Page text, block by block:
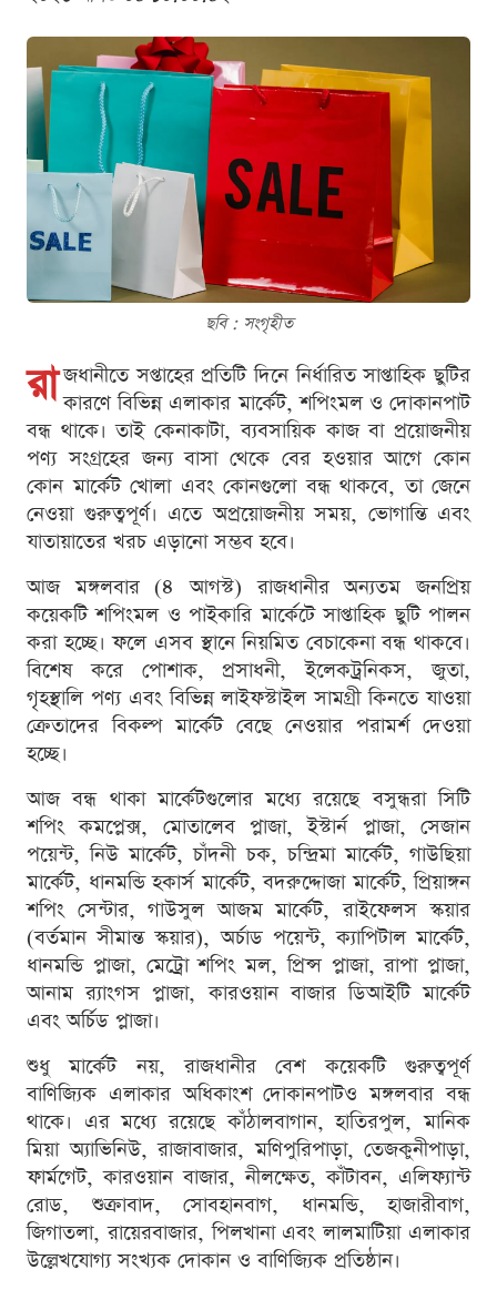
ছবি : সংগৃহীত
রা জধানীতে সপ্তাহের প্রতিটি দিনে নির্ধারিত সাপ্তাহিক ছুটির
কারণে বিভিন্ন এলাকার মার্কেট, শপিংমল ও দোকানপাট
বন্ধ থাকে। তাই কেনাকাটা, ব্যবসায়িক কাজ বা প্রয়োজনীয়
পণ্য সংগ্রহের জন্য বাসা থেকে বের হওয়ার আগে কোন
কোন মার্কেট খোলা এবং কোনগুলো বন্ধ থাকবে, তা জেনে
নেওয়া গুরুত্বপূর্ণ। এতে অপ্রয়োজনীয় সময়, ভোগান্তি এবং
যাতায়াতের খরচ এড়ানো সম্ভব হবে।
আজ মঙ্গলবার (৪ আগস্ট) রাজধানীর অন্যতম জনপ্রিয়
কয়েকটি শপিংমল ও পাইকারি মার্কেটে সাপ্তাহিক ছুটি পালন
করা হচ্ছে। ফলে এসব স্থানে নিয়মিত বেচাকেনা বন্ধ থাকবে।
বিশেষ করে পোশাক, প্রসাধনী, ইলেকট্রনিকস, জুতা,
গৃহস্থালি পণ্য এবং বিভিন্ন লাইফস্টাইল সামগ্রী কিনতে যাওয়া
ক্রেতাদের বিকল্প মার্কেট বেছে নেওয়ার পরামর্শ দেওয়া
হচ্ছে।
আজ বন্ধ থাকা মার্কেটগুলোর মধ্যে রয়েছে বসুন্ধরা সিটি
শপিং কমপ্লেক্স, মোতালেব প্লাজা, ইস্টার্ন প্লাজা, সেজান
পয়েন্ট, নিউ মার্কেট, চাঁদনী চক, চন্দ্রিমা মার্কেট, গাউছিয়া
মার্কেট, ধানমন্ডি হকার্স মার্কেট, বদরুদ্দোজা মার্কেট, প্রিয়াঙ্গন
শপিং সেন্টার, গাউসুল আজম মার্কেট, রাইফেলস স্কয়ার
(বর্তমান সীমান্ত স্কয়ার), অর্চাড পয়েন্ট, ক্যাপিটাল মার্কেট,
ধানমন্ডি প্লাজা, মেট্রো শপিং মল, প্রিন্স প্লাজা, রাপা প্লাজা,
আনাম র‌্যাংগস প্লাজা, কারওয়ান বাজার ডিআইটি মার্কেট
এবং অর্চিড প্লাজা।
শুধু মার্কেট নয়, রাজধানীর বেশ কয়েকটি গুরুত্বপূর্ণ
বাণিজ্যিক এলাকার অধিকাংশ দোকানপাটও মঙ্গলবার বন্ধ
থাকে। এর মধ্যে রয়েছে কাঁঠালবাগান, হাতিরপুল, মানিক
মিয়া অ্যাভিনিউ, রাজাবাজার, মণিপুরিপাড়া, তেজকুনীপাড়া,
ফার্মগেট, কারওয়ান বাজার, নীলক্ষেত, কাঁটাবন, এলিফ্যান্ট
রোড, শুক্রাবাদ, সোবহানবাগ, ধানমন্ডি, হাজারীবাগ,
জিগাতলা, রায়েরবাজার, পিলখানা এবং লালমাটিয়া এলাকার
উল্লেখযোগ্য সংখ্যক দোকান ও বাণিজ্যিক প্রতিষ্ঠান।